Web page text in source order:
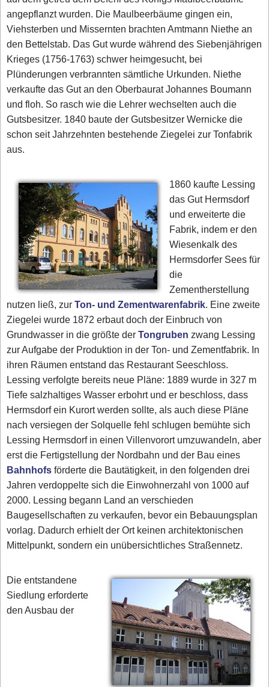
angepflanzt wurden. Die Maulbeerbäume gingen ein,
Viehsterben und Missernten brachten Amtmann Niethe an
den Bettelstab. Das Gut wurde während des Siebenjährigen
Krieges (1756-1763) schwer heimgesucht, bei
Plünderungen verbrannten sämtliche Urkunden. Niethe
verkaufte das Gut an den Oberbaurat Johannes Boumann
und floh. So rasch wie die Lehrer wechselten auch die
Gutsbesitzer. 1840 baute der Gutsbesitzer Wernicke die
schon seit Jahrzehnten bestehende Ziegelei zur Tonfabrik
aus.
1860 kaufte Lessing
das Gut Hermsdorf
und erweiterte die
Fabrik, indem er den
Wiesenkalk des
Hermsdorfer Sees für
die
Zementherstellung
nutzen ließ, zurTon- und Zementwarenfabrik. Eine zweite
Ziegelei wurde 1872 erbaut doch der Einbruch von
Grundwasser in die größte derTongruben zwang Lessing
zur Aufgabe der Produktion in der Ton- und Zementfabrik. In
ihren Räumen entstand das Restaurant Seeschloss.
Lessing verfolgte bereits neue Pläne: 1889 wurde in 327 m
Tiefe salzhaltiges Wasser erbohrt und er beschloss, dass
Hermsdorf ein Kurort werden sollte, als auch diese Pläne
nach versiegen der Solquelle fehl schlugen bemühte sich
Lessing Hermsdorf in einen Villenvorort umzuwandeln, aber
erst die Fertigstellung der Nordbahn und der Bau eines
Bahnhofsförderte die Bautätigkeit, in den folgenden drei
Jahren verdoppelte sich die Einwohnerzahl von 1000 auf
2000. Lessing begann Land an verschieden
Baugesellschaften zu verkaufen, bevor ein Bebauungsplan
vorlag. Dadurch erhielt der Ort keinen architektonischen
Mittelpunkt, sondern ein unübersichtliches Straßennetz.
Die entstandene
Siedlung erforderte
den Ausbau der